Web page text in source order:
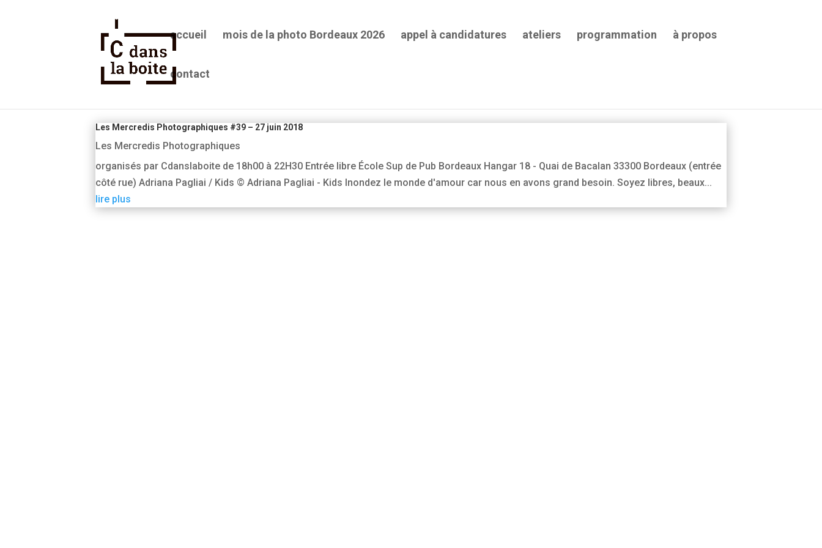
accueil mois de la photo Bordeaux 2026 appel à candidatures ateliers programmation à propos
contact
Adriana Pagliai
Les Mercredis Photographiques #39 – 27 juin 2018
Les Mercredis Photographiques
organisés par Cdanslaboite de 18h00 à 22H30 Entrée libre École Sup de Pub Bordeaux Hangar 18 - Quai de Bacalan 33300 Bordeaux (entrée
côté rue) Adriana Pagliai / Kids © Adriana Pagliai - Kids Inondez le monde d'amour car nous en avons grand besoin. Soyez libres, beaux...
lire plus